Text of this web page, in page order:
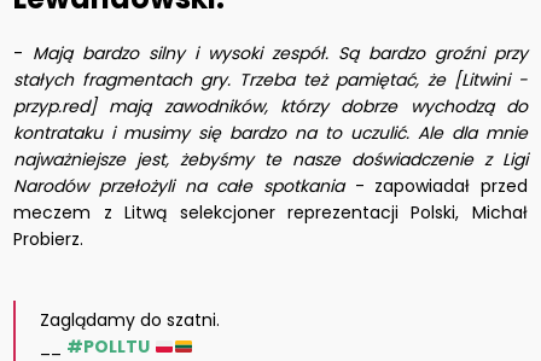
- Mają bardzo silny i wysoki zespół. Są bardzo groźni przy
stałych fragmentach gry. Trzeba też pamiętać, że [Litwini -
przyp.red] mają zawodników, którzy dobrze wychodzą do
kontrataku i musimy się bardzo na to uczulić. Ale dla mnie
najważniejsze jest, żebyśmy te nasze doświadczenie z Ligi
Narodów przełożyli na całe spotkania- zapowiadał przed
meczem z Litwą selekcjoner reprezentacji Polski, Michał
Probierz.
Zaglądamy do szatni.
#POLLTU